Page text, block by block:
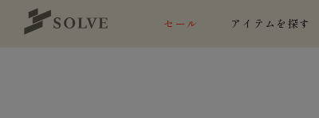
セール アイテムを探す